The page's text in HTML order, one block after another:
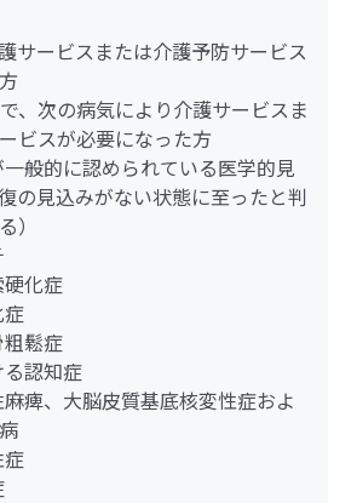
サービスまたは介護予防サービス
、次の病気により介護サービスま
ビスが必要になった方
般的に認められている医学的見
の見込みがない状態に至ったと判
）
化症
鬆症
認知症
痺、大脳皮質基底核変性症およ